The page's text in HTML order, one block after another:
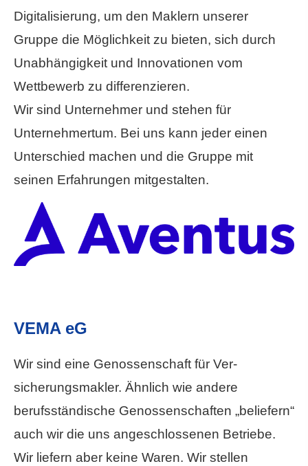
Digitalisierung, um den Maklern unserer
Gruppe die Möglichkeit zu bieten, sich durch
Unabhängigkeit und Innovationen vom
Wettbewerb zu differenzieren.
Wir sind Unternehmer und stehen für
Unternehmertum. Bei uns kann jeder einen
Unterschied machen und die Gruppe mit
seinen Erfahrungen mitgestalten.
VEMA eG
Wir sind eine Genossenschaft für Ver­
sicherungs­makler. Ähnlich wie andere
berufsständische Genossenschaften „beliefern“
auch wir die uns angeschlossenen Betriebe.
Wir liefern aber keine Waren. Wir stellen